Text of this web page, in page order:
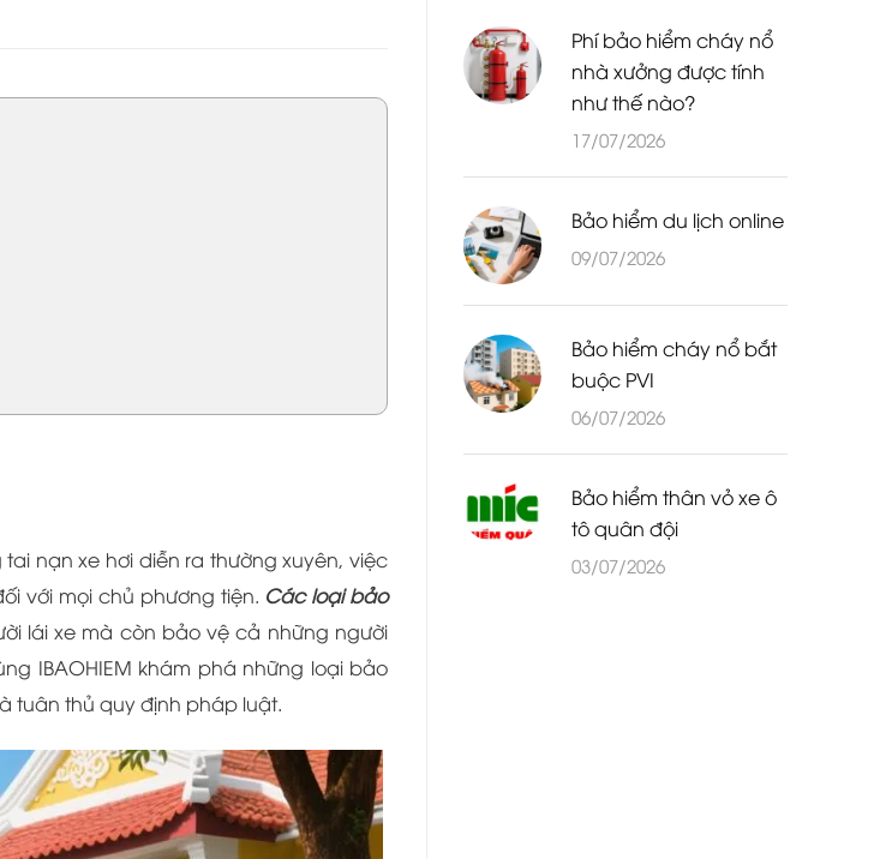
nạn xe hơi diễn ra thường xuyên, việc
với mọi chủ phương tiện. Các loại bảo
lái xe mà còn bảo vệ cả những người
IBAOHIEM khám phá những loại bảo
tuân thủ quy định pháp luật.
Phí bảo hiểm cháy nổ
nhà xưởng được tính
như thế nào?
17/07/2026
Bảo hiểm du lịch online
09/07/2026
Bảo hiểm cháy nổ bắt
buộc PVI
06/07/2026
Bảo hiểm thân vỏ xe ô
tô quân đội
03/07/2026